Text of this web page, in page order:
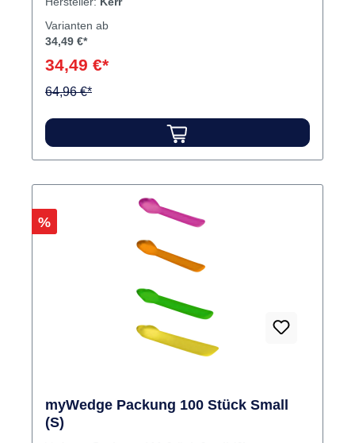
Varianten ab
34,49 €*
34,49 €*
64,96 €*
Rabatt
%
myWedge Packung 100 Stück Small
(S)